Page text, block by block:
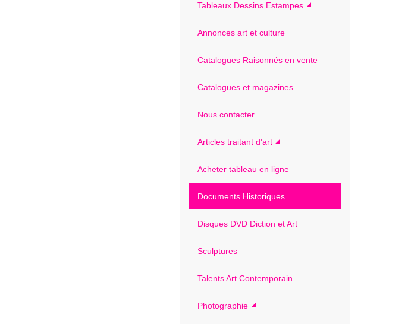
Tableaux Dessins Estampes
Annonces art et culture
Catalogues Raisonnés en vente
Catalogues et magazines
Nous contacter
Articles traitant d'art
Acheter tableau en ligne
Documents Historiques
Disques DVD Diction et Art
Sculptures
Talents Art Contemporain
Photographie